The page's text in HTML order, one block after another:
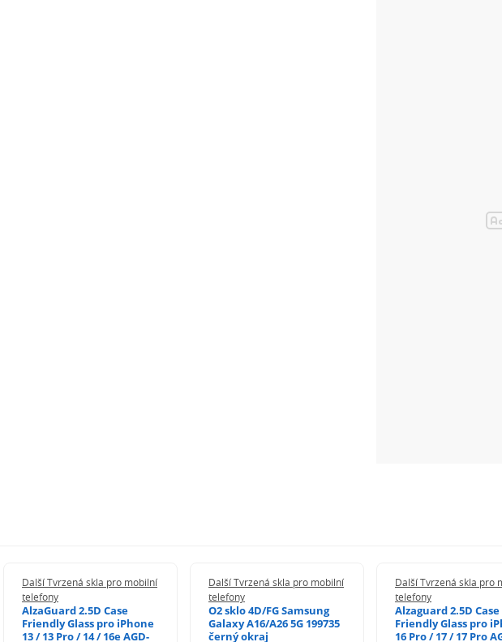
Další Tvrzená skla pro mobilní
telefony
AlzaGuard 2.5D Case
Friendly Glass pro iPhone
13 / 13 Pro / 14 / 16e AGD-
Další Tvrzená skla pro mobilní
telefony
O2 sklo 4D/FG Samsung
Galaxy A16/A26 5G 199735
černý okraj
Další Tvrzená skla pro
telefony
Alzaguard 2.5D Case
Friendly Glass pro
16 Pro / 17 / 17 Pro